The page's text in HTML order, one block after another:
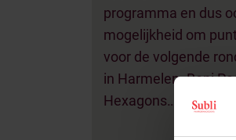
programma en dus
mogelijkheid om
voor de volgende
in Harmelen. Beni
Hexagons…